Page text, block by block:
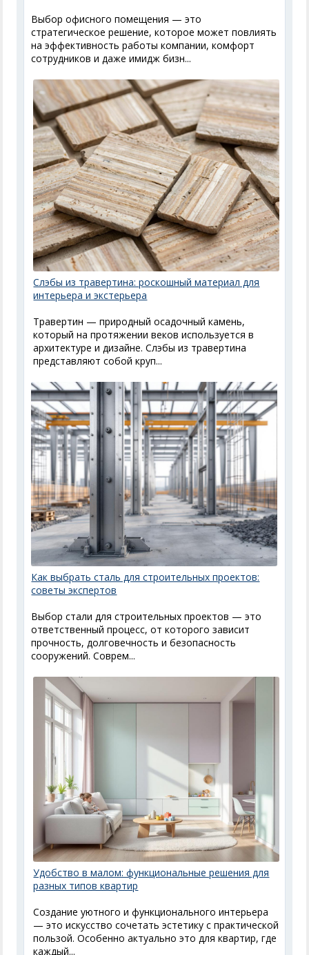
Выбор офисного помещения — это
стратегическое решение, которое может повлиять
на эффективность работы компании, комфорт
сотрудников и даже имидж бизн...
Слэбы из травертина: роскошный материал для
интерьера и экстерьера
Травертин — природный осадочный камень,
который на протяжении веков используется в
архитектуре и дизайне. Слэбы из травертина
представляют собой круп...
Как выбрать сталь для строительных проектов:
советы экспертов
Выбор стали для строительных проектов — это
ответственный процесс, от которого зависит
прочность, долговечность и безопасность
сооружений. Соврем...
Удобство в малом: функциональные решения для
разных типов квартир
Создание уютного и функционального интерьера
— это искусство сочетать эстетику с практической
пользой. Особенно актуально это для квартир, где
каждый...